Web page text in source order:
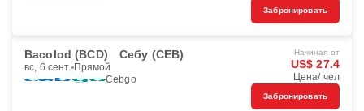
Забронировать
Bacolod (BCD) Себу (CEB)
вс, 6 сент. Прямой
Cebgo
Начиная от
US$ 27.4
Цена/ чел
Забронировать